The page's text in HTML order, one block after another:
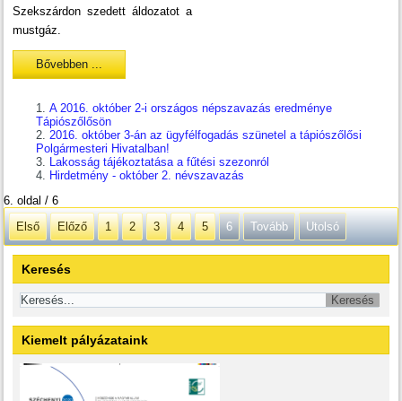
Szekszárdon szedett áldozatot a
mustgáz.
Bővebben ...
A 2016. október 2-i országos népszavazás eredménye
Tápiószőlősön
2016. október 3-án az ügyfélfogadás szünetel a tápiószőlősi
Polgármesteri Hivatalban!
Lakosság tájékoztatása a fűtési szezonról
Hirdetmény - október 2. névszavazás
6. oldal / 6
Első
Előző 1 2 3 4 5 6 Tovább Utolsó
Keresés
Kiemelt pályázataink